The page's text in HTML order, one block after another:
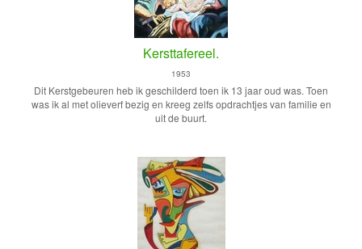
Kersttafereel.
1953
Dit Kerstgebeuren heb ik geschilderd toen ik 13 jaar oud was. Toen
was ik al met olieverf bezig en kreeg zelfs opdrachtjes van familie en
uit de buurt.